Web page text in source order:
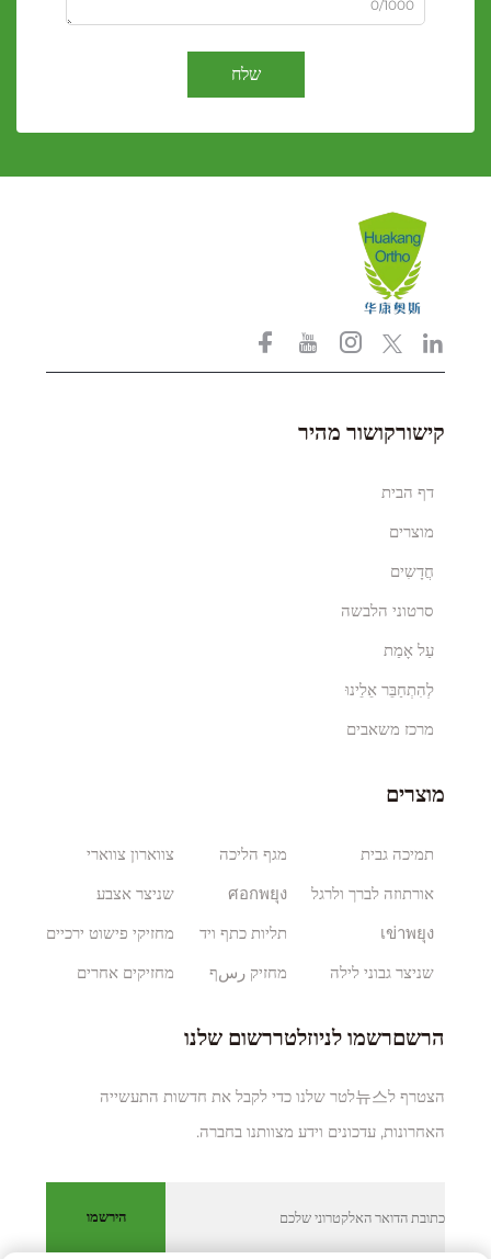
0/1000
שלח
קישורקושור מהיר
דף הבית
מוצרים
חֲדָשִים
סרטוני הלבשה
עַל אָמַת
לְהִתְחַבֵּר אֵלֵינוּ
מרכז משאבים
מוצרים
תמיכה גבית
אורתוזה לברך ולרגל
เข่าพยุง
שניצר גבוני לילה
מגף הליכה
ศอกพยุง
תליות כתף ויד
מחזיק رسף
צווארון צווארי
שניצר אצבע
מחזיקי פישוט ירכיים
מחזיקים אחרים
הרשםרשמו לניוזלטררשום שלנו
הצטרף ל뉴스לטר שלנו כדי לקבל את חדשות התעשייה
האחרונות, עדכונים וידע מצוותנו בחברה.
הירשמו